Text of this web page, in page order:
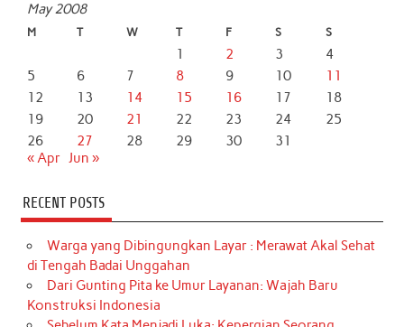
May 2008
M T W T F S S
1 2 3
4
5
6 7 8 9 10
11
12
13 14 15 16 17
18
19
20 21 22 23 24
25
26
27 28 29 30
31
« Apr Jun »
RECENT POSTS
Warga yang Dibingungkan Layar : Merawat Akal Sehat
di Tengah Badai Unggahan
Dari Gunting Pita ke Umur Layanan: Wajah Baru
Konstruksi Indonesia